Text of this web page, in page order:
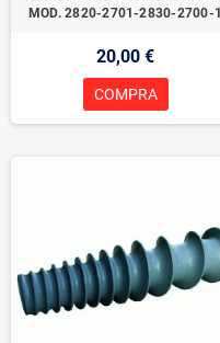
MOD. 2820-2701-2830-2700-1
20,00 €
COMPRA